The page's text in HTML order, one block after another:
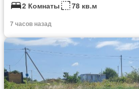
2 Комнаты
78 кв.м
7 часов назад